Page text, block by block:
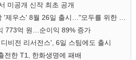
미공개 신작 최초 공개
773억 원…순이익 89% 증가
비전 리서전스', 6일 스팀에도 출시
전한 T1, 한화생명에 패배